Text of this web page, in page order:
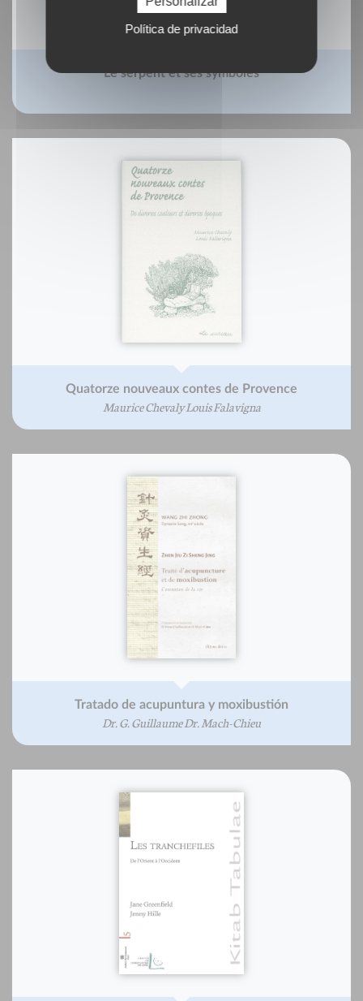
Le serpent et ses symboles
Quatorze nouveaux contes de Provence
Maurice Chevaly Louis Falavigna
Tratado de acupuntura y moxibustión
Dr. G. Guillaume Dr. Mach-Chieu
Política de privacidad